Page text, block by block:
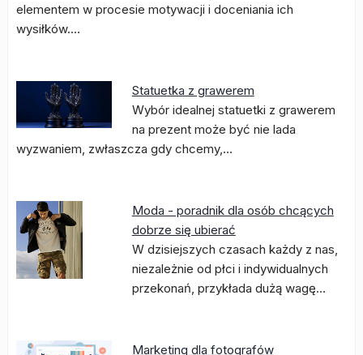
elementem w procesie motywacji i doceniania ich
wysiłków.…
Statuetka z grawerem
Wybór idealnej statuetki z grawerem
na prezent może być nie lada
wyzwaniem, zwłaszcza gdy chcemy,…
Moda - poradnik dla osób chcących
dobrze się ubierać
W dzisiejszych czasach każdy z nas,
niezależnie od płci i indywidualnych
przekonań, przykłada dużą wagę…
Marketing dla fotografów